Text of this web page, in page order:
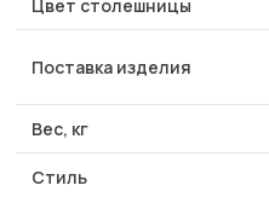
Цвет столешницы
Поставка изделия
Вес, кг
Стиль